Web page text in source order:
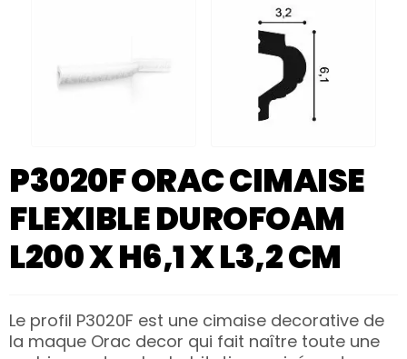
P3020F ORAC CIMAISE
FLEXIBLE DUROFOAM
L200 X H6,1 X L3,2 CM
Le profil P3020F est une cimaise decorative de
la maque Orac decor qui fait naître toute une